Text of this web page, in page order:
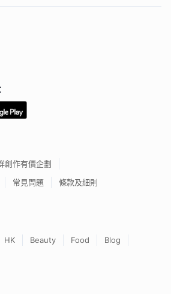
創作有價企劃
常見問題 條款及細則
HK Beauty Food
Blog